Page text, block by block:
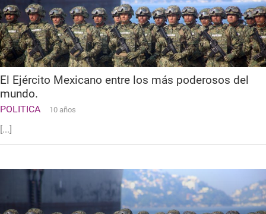
El Ejército Mexicano entre los más poderosos del
mundo.
POLITICA 10 años
[...]